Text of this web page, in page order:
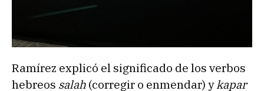
Ramírez explicó el significado de los verbos
hebreos salah (corregir o enmendar) y kapar